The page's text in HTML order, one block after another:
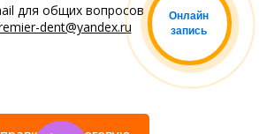
Онлайн
запись
для общих вопросов
dent@yandex.ru